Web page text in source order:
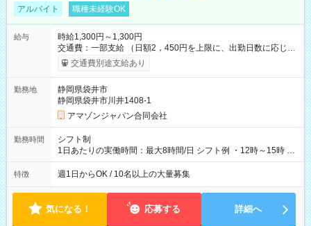
アルバイト 職種未経験OK
給与
時給1,300円～1,300円
交通費：一部支給 （日額2，450円を上限に、出勤日数に応じて
実費支給） ※22:00～翌5:00までは時給25%UP！ ■給与前払い
制度あり ※前払い額の上限あり、手数料無料（Amazon負担）
交通費別途支給あり
勤務地
静岡県袋井市
静岡県袋井市川井1408-1
アマゾンジャパン合同会社
勤務時間
シフト制
1日あたりの実働時間：最大8時間/日 シフト例 ・12時～15時 入
社後、就業可能シフトをご確認の上、申請してください。
特徴 週1日からOK / 10名以上の大量募集
気になる！ 応募する 詳細へ